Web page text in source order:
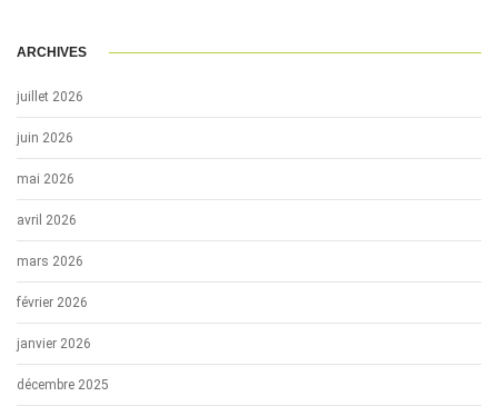
ARCHIVES
juillet 2026
juin 2026
mai 2026
avril 2026
mars 2026
février 2026
janvier 2026
décembre 2025